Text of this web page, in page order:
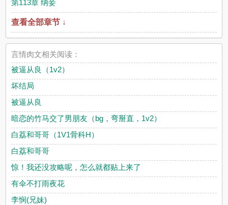
第113章 纳妾
查看全部章节 ↓
言情肉文相关阅读：
被逼从良（1v2）
坏结局
被逼从良
暗恋的竹马交了男朋友（bg，弯掰直，1v2）
白荔和哥哥（1V1骨科H）
白荔和哥哥
惊！我还没攻略呢，怎么就都贴上来了
有伞不打雨夜花
李悯(兄妹)